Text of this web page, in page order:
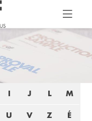
I J L M
U V Z É